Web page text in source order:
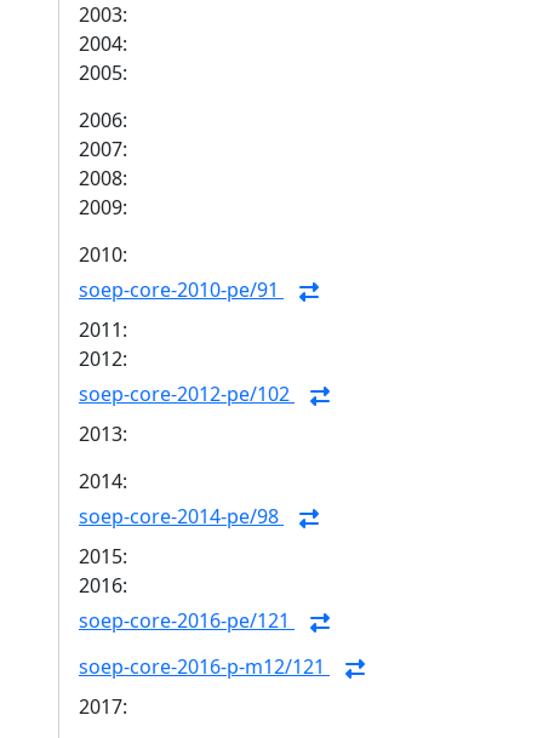
2003:
2004:
2005:
2006:
2007:
2008:
2009:
2010:
soep-core-2010-pe/91
2011:
2012:
soep-core-2012-pe/102
2013:
2014:
soep-core-2014-pe/98
2015:
2016:
soep-core-2016-pe/121
soep-core-2016-p-m12/121
2017: